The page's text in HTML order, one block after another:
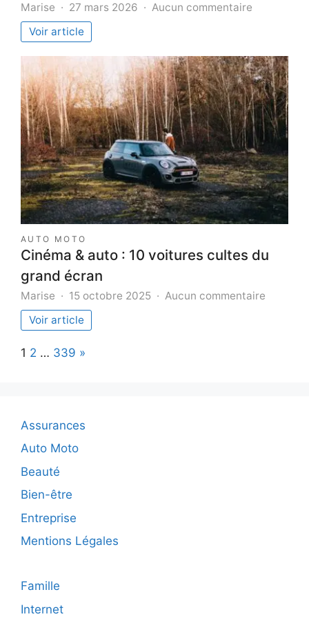
Marise 27 mars 2026 Aucun commentaire
d’esprit
pour
préserver
son
autonomie
Voir article
AUTO MOTO
Cinéma & auto : 10 voitures cultes du
grand écran
Marise 15 octobre 2025 Aucun commentaire
Voir article
Page:
1 2 … 339 Next
»
Assurances
Auto Moto
Beauté
Bien-être
Entreprise
Mentions Légales
Famille
Internet